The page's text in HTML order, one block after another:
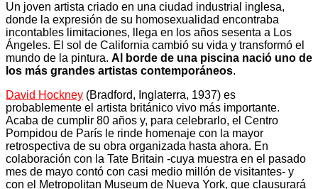
Un joven artista criado en una ciudad industrial inglesa,
donde la expresión de su homosexualidad encontraba
incontables limitaciones, llega en los años sesenta a Los
Ángeles. El sol de California cambió su vida y transformó el
mundo de la pintura. Al borde de una piscina nació uno de
los más grandes artistas contemporáneos.
David Hockney (Bradford, Inglaterra, 1937) es
probablemente el artista británico vivo más importante.
Acaba de cumplir 80 años y, para celebrarlo, el Centro
Pompidou de París le rinde homenaje con la mayor
retrospectiva de su obra organizada hasta ahora. En
colaboración con la Tate Britain -cuya muestra en el pasado
mes de mayo contó con casi medio millón de visitantes- y
con el Metropolitan Museum de Nueva York, que clausurará